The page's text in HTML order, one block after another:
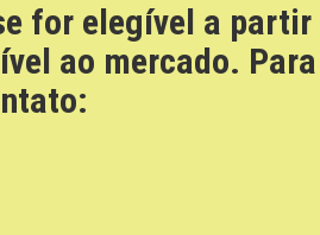
for elegível a
ao mercado.